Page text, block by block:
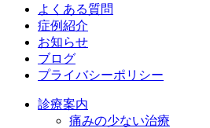
よくある質問
症例紹介
お知らせ
ブログ
プライバシーポリシー
診療案内
痛みの少ない治療